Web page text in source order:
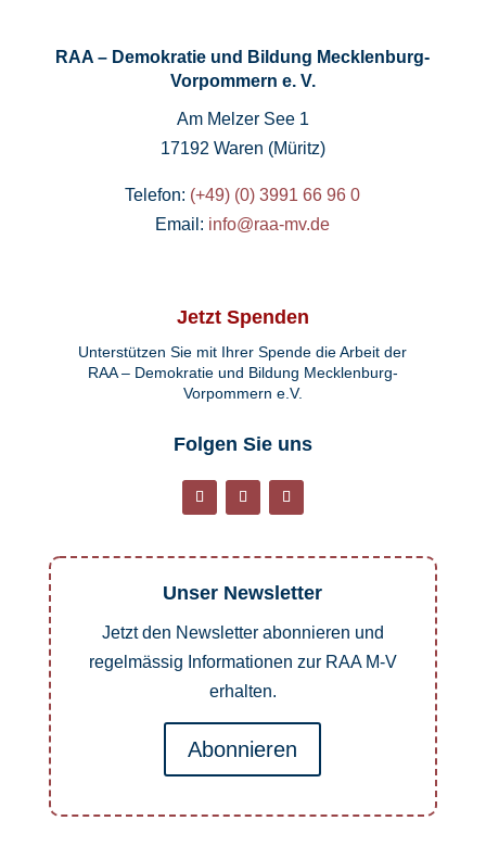
RAA – Demokratie und Bildung Mecklenburg-
Vorpommern e. V.
Am Melzer See 1
17192 Waren (Müritz)
Telefon: (+49) (0) 3991 66 96 0
Email: info@raa-mv.de
Jetzt Spenden
Unterstützen Sie mit Ihrer Spende die Arbeit der
RAA – Demokratie und Bildung Mecklenburg-
Vorpommern e.V.
Folgen Sie uns
Unser Newsletter
Jetzt den Newsletter abonnieren und
regelmässig Informationen zur RAA M-V
erhalten.
Abonnieren